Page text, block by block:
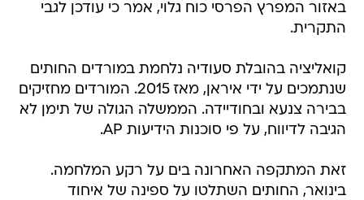
באזור המפרץ הפרסי כוח גלוי, אמר כי עודכן לגבי
התקרית.
קואליציה בהובלת סעודיה נלחמת במורדים החותים
שנתמכים על ידי איראן, מאז 2015. המורדים מחזיקים
בבירה צנעא ובחודיידה. הממשלה הגולה של תימן לא
הגיבה לדיווח, על פי סוכנות הידיעות AP.
זאת המתקפה האחרונה בים על רקע המלחמה.
בינואר, החותים השתלטו על ספינה של איחוד